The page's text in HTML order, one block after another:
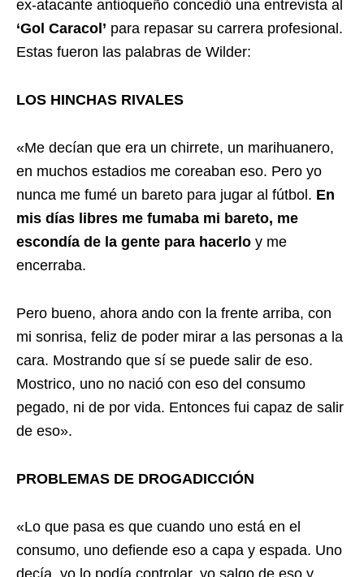
ex-atacante antioqueño concedió una entrevista al
‘Gol Caracol’ para repasar su carrera profesional.
Estas fueron las palabras de Wilder:
LOS HINCHAS RIVALES
«Me decían que era un chirrete, un marihuanero,
en muchos estadios me coreaban eso. Pero yo
nunca me fumé un bareto para jugar al fútbol. En
mis días libres me fumaba mi bareto, me
escondía de la gente para hacerlo y me
encerraba.
Pero bueno, ahora ando con la frente arriba, con
mi sonrisa, feliz de poder mirar a las personas a la
cara. Mostrando que sí se puede salir de eso.
Mostrico, uno no nació con eso del consumo
pegado, ni de por vida. Entonces fui capaz de salir
de eso».
PROBLEMAS DE DROGADICCIÓN
«Lo que pasa es que cuando uno está en el
consumo, uno defiende eso a capa y espada. Uno
decía, yo lo podía controlar, yo salgo de eso y